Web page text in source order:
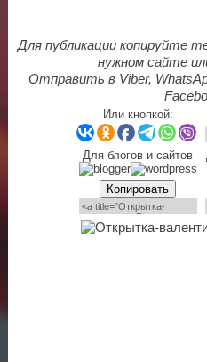
Для публикации копируйте
нужном сайте
Отправить в Viber,
Или кнопкой:
Для блогов и сайтов
Копировать